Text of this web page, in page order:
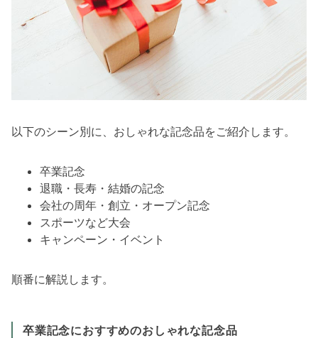
以下のシーン別に、おしゃれな記念品をご紹介します。
卒業記念
退職・長寿・結婚の記念
会社の周年・創立・オープン記念
スポーツなど大会
キャンペーン・イベント
順番に解説します。
卒業記念におすすめのおしゃれな記念品